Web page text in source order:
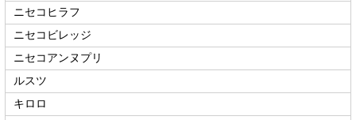
ニセコヒラフ
ニセコビレッジ
ニセコアンヌプリ
ルスツ
キロロ